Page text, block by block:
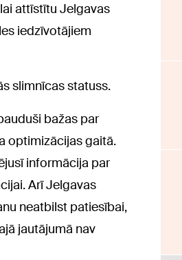
attīstītu Jelgavas
iedzīvotājiem
slimnīcas statuss.
bažas par
optimizācijas gaitā.
informācija par
Arī Jelgavas
neatbilst patiesībai,
jautājumā nav